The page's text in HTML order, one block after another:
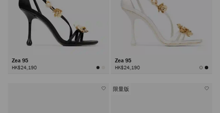
Zea 95
HK$24,190
Zea 95
HK$24,190
限量版